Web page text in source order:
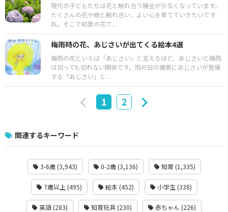
現代の子どもたちは花と触れ合う機会が少なくなっています。
たくさんの花や緑と触れ合い、よい心を育てていきたいです
ね。そこで初夏の花で...
梅雨時の花、あじさいが出てくる絵本4選
梅雨の花といえば「あじさい」と言えるほど、あじさいと梅雨
は切っても切れない関係です。雨の日の情景にあじさいが登場
する「あじさい」と...
1 2
関連するキーワード
3-6歳 (3,943) 0-2歳 (3,136) 知育 (1,335)
7歳以上 (495) 絵本 (452) 小学生 (338)
英語 (283) 知育玩具 (230) 赤ちゃん (226)